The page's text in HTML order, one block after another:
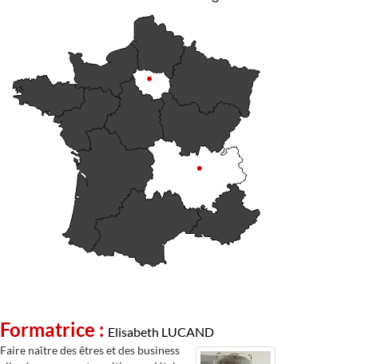
Formatrice : Elisabeth LUCAND
Faire naître des êtres et des business